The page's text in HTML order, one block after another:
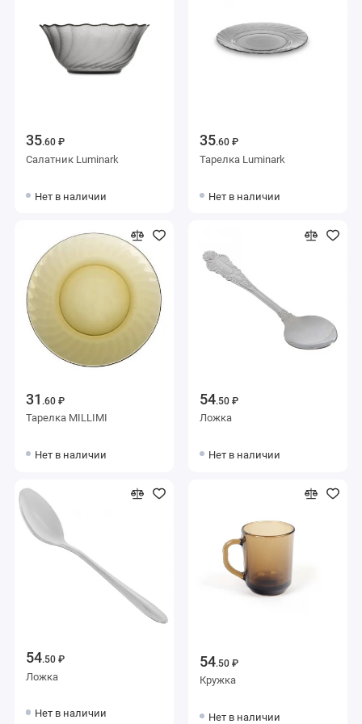
35.60 ₽
Салатник Luminark
Нет в наличии
35.60 ₽
Тарелка Luminark
Нет в наличии
31 .60 ₽
Тарелка MILLIMI
Нет в наличии
54.50 ₽
Ложка
Нет в наличии
54.50 ₽
Ложка
Нет в наличии
54.50 ₽
Кружка
Нет в наличии